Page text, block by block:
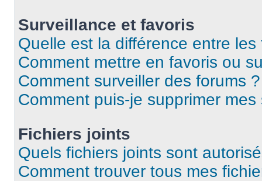
Surveillance et favoris
Quelle est la différence entre
Comment mettre en favoris ou
Comment surveiller des forums ?
Comment puis-je supprimer
Fichiers joints
Quels fichiers joints sont
Comment trouver tous mes